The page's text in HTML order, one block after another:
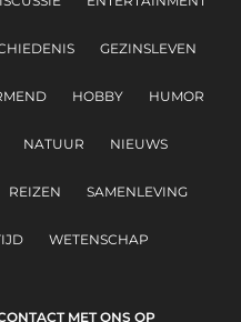
GEZINSLEVEN
HOBBY HUMOR
NATUUR NIEUWS
REIZEN SAMENLEVING
WETENSCHAP
MET ONS OP